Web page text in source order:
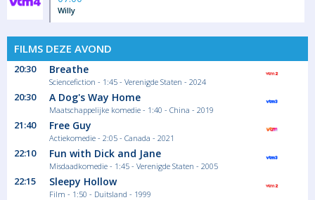
Willy
FILMS DEZE AVOND
20:30 Breathe
Sciencefiction - 1:45 - Verenigde Staten - 2024
20:30 A Dog's Way Home
Maatschappelijke komedie - 1:40 - China - 2019
21:40 Free Guy
Actiekomedie - 2:05 - Canada - 2021
22:10 Fun with Dick and Jane
Misdaadkomedie - 1:45 - Verenigde Staten - 2005
22:15 Sleepy Hollow
Film - 1:50 - Duitsland - 1999